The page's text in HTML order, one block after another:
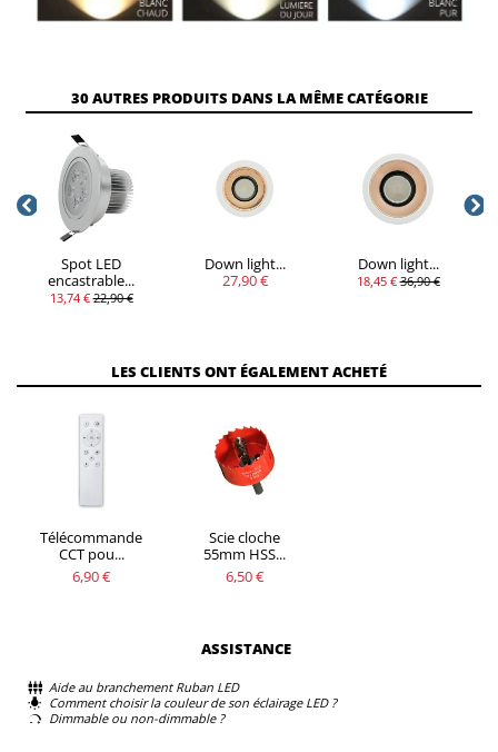
30 AUTRES PRODUITS DANS LA MÊME CATÉGORIE
Spot LED
encastrable...
13,74 € 22,90 €
Down light...
27,90 €
Down light...
18,45 € 36,90 €
LES CLIENTS ONT ÉGALEMENT ACHETÉ
Télécommande
CCT pou...
6,90 €
Scie cloche
55mm HSS...
6,50 €
ASSISTANCE
Aide au branchement Ruban LED
Comment choisir la couleur de son éclairage LED ?
Dimmable ou non-dimmable ?